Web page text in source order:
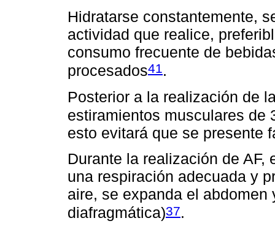
Hidratarse constantemente,
actividad que realice,
consumo frecuente de
procesados41.
Posterior a la realización de
estiramientos musculares de
esto evitará que se presente
Durante la realización de AF,
una respiración adecuada y
aire, se expanda el
diafragmática)37.